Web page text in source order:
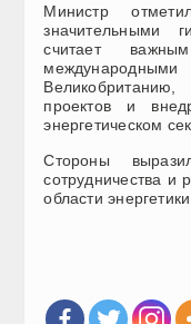
Министр
значительными
считает
проектов и
энергетическом
Стороны
сотрудничества и
области